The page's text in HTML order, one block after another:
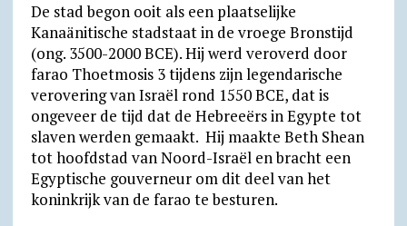
De stad begon ooit als een plaatselijke
Kanaänitische stadstaat in de vroege Bronstijd
(ong. 3500-2000 BCE). Hij werd veroverd door
farao Thoetmosis 3 tijdens zijn legendarische
verovering van Israël rond 1550 BCE, dat is
ongeveer de tijd dat de Hebreeërs in Egypte tot
slaven werden gemaakt. Hij maakte Beth Shean
tot hoofdstad van Noord-Israël en bracht een
Egyptische gouverneur om dit deel van het
koninkrijk van de farao te besturen.